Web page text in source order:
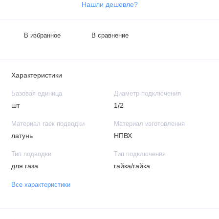
Нашли дешевле?
В избранное В сравнение
Характеристики
Базовая единица
шт
Диаметр подключения
1/2
Материал гаек подводки
латунь
Материал изготовления
НПВХ
Тип подводки
для газа
Тип подключения
гайка/гайка
Все характеристики